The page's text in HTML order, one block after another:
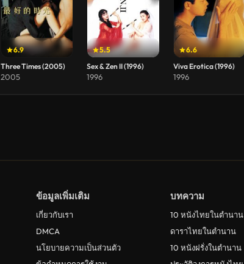
6.9
Three Times (2005)
2005
5.5
Sex & Zen II (1996)
1996
6.6
Viva Erotica (1996)
1996
ข้อมูลเพิ่มเติม
เกี่ยวกับเรา
DMCA
นโยบายความเป็นส่วนตัว
บทความ
10 หนังไทยในตำนาน
ดาราไทยในตำนาน
10 หนังฝรั่งในตำนาน